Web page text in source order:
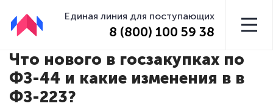
Единая линия для поступающих
8 (800) 100 59 38
Что нового в госзакупках по
ФЗ-44 и какие изменения в в
ФЗ-223?